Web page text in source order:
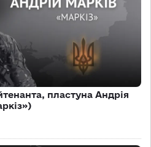
пластуна Андрія